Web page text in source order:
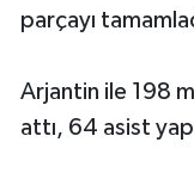
parçayı
Arjantin ile 198
attı, 64 asist